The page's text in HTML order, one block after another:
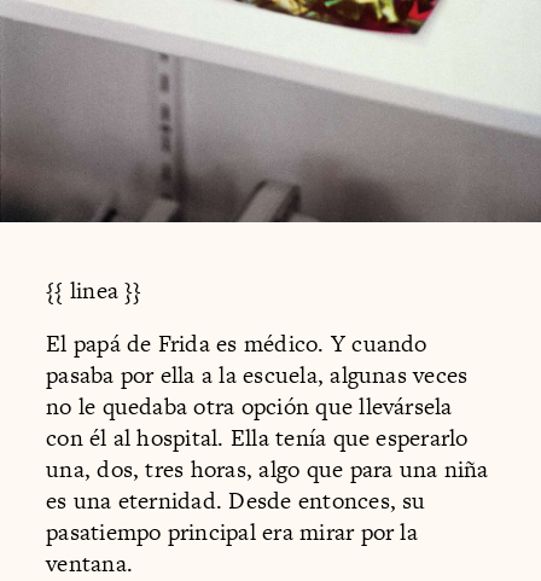
{{ linea }}
El papá de Frida es médico. Y cuando
pasaba por ella a la escuela, algunas veces
no le quedaba otra opción que llevársela
con él al hospital. Ella tenía que esperarlo
una, dos, tres horas, algo que para una niña
es una eternidad. Desde entonces, su
pasatiempo principal era mirar por la
ventana.